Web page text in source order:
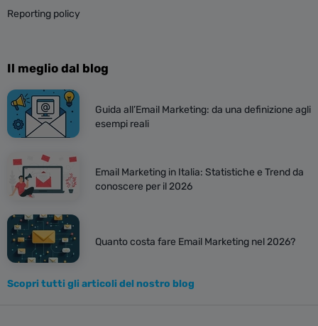
Reporting policy
Il meglio dal blog
Guida all’Email Marketing: da una definizione agli
esempi reali
Email Marketing in Italia: Statistiche e Trend da
conoscere per il 2026
Quanto costa fare Email Marketing nel 2026?
Scopri tutti gli articoli del nostro blog